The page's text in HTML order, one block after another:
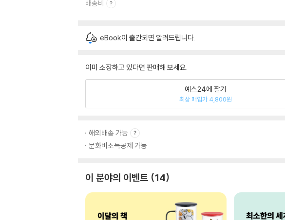
배송비
eBook이 출간되면 알려드립니다.
이미 소장하고 있다면 판매해 보세요.
예스24에 팔기
최상 매입가 4,800원
해외배송 가능
문화비소득공제 가능
이 분야의 이벤트 14